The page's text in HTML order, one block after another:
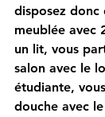
disposez donc
meublée avec
un lit, vous
salon avec le
étudiante,
douche avec